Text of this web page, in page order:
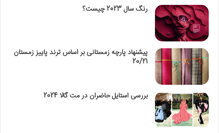
رنگ سال 2023 چیست؟
پیشنهاد پارچه زمستانی بر اساس ترند پاییز زمستان
20/21
بررسی استایل حاضران در مت گالا 2024